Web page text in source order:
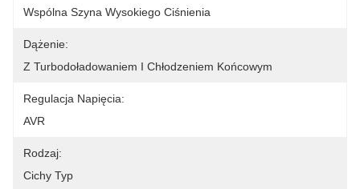
Wspólna Szyna Wysokiego Ciśnienia
Dążenie:
Z Turbodoładowaniem I Chłodzeniem Końcowym
Regulacja Napięcia:
AVR
Rodzaj:
Cichy Typ